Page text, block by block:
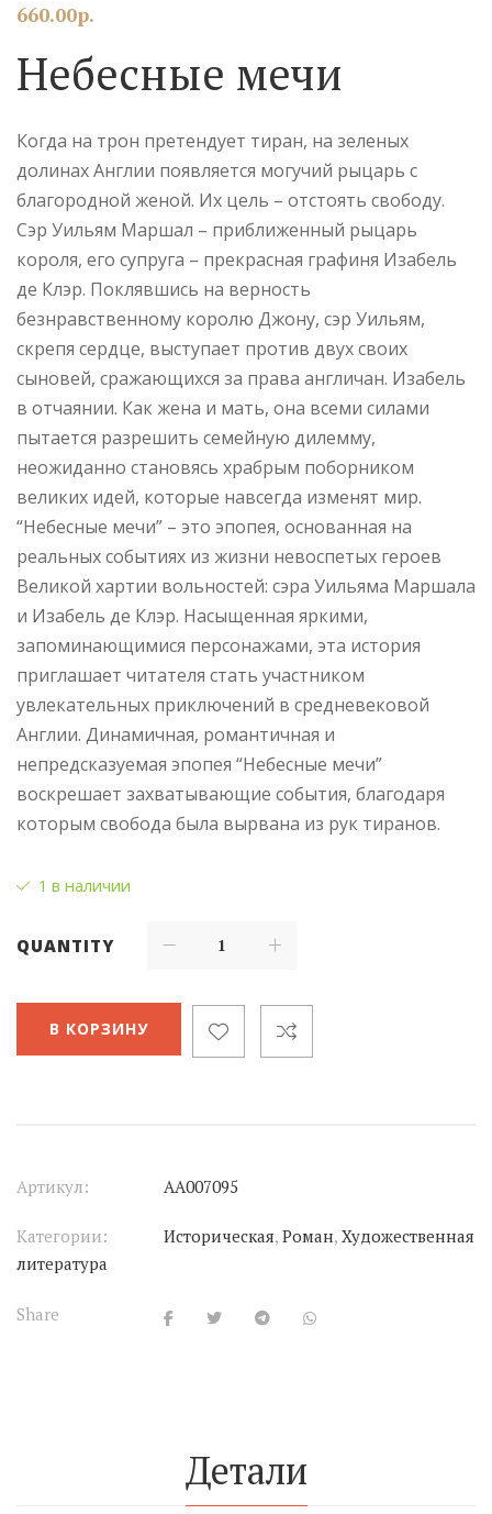
660.00р.
Небесные мечи
Когда на трон претендует тиран, на зеленых
долинах Англии появляется могучий рыцарь с
благородной женой. Их цель – отстоять свободу.
Сэр Уильям Маршал – приближенный рыцарь
короля, его супруга – прекрасная графиня Изабель
де Клэр. Поклявшись на верность
безнравственному королю Джону, сэр Уильям,
скрепя сердце, выступает против двух своих
сыновей, сражающихся за права англичан. Изабель
в отчаянии. Как жена и мать, она всеми силами
пытается разрешить семейную дилемму,
неожиданно становясь храбрым поборником
великих идей, которые навсегда изменят мир.
“Небесные мечи” – это эпопея, основанная на
реальных событиях из жизни невоспетых героев
Великой хартии вольностей: сэра Уильяма Маршала
и Изабель де Клэр. Насыщенная яркими,
запоминающимися персонажами, эта история
приглашает читателя стать участником
увлекательных приключений в средневековой
Англии. Динамичная, романтичная и
непредсказуемая эпопея “Небесные мечи”
воскрешает захватывающие события, благодаря
которым свобода была вырвана из рук тиранов.
1 в наличии
QUANTITY
В КОРЗИНУ
Артикул: АА007095
Категории: Историческая, Роман, Художественная
литература
Share
Детали